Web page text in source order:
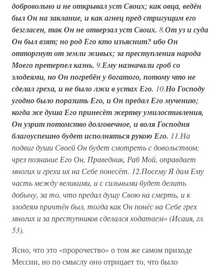
добровольно и не открывал уст Своих; как овца, ведён
был Он на заклание, и как агнец пред стригущим его
безгласен, так Он не отверзал уст Своих. 8.От уз и суда
Он был взят; но род Его кто изъяснит? ибо Он
отторгнут от земли живых; за преступления народа
Моего претерпел казнь. 9.Ему назначали гроб со
злодеями, но Он погребён у богатого, потому что не
сделал греха, и не было лжи в устах Его. 10.Но Господу
угодно было поразить Его, и Он предал Его мучению;
когда же душа Его принесёт жертву умилостивления,
Он узрит потомство долговечное, и воля Господня
благоуспешно будет исполняться рукою Его. 11.На
подвиг души Своей Он будет смотреть с довольством;
чрез познание Его Он, Праведник, Раб Мой, оправдает
многих и грехи их на Себе понесёт. 12.Посему Я дам Ему
часть между великими, и с сильными будет делить
добычу, за то, что предал душу Свою на смерть, и к
злодеям причтён был, тогда как Он понёс на Себе грех
многих и за преступников сделался ходатаем» (Исаия, гл.
53).
Ясно, что это «пророчество» о том же самом приходе
Мессии, но по смыслу оно отрицает то, что было